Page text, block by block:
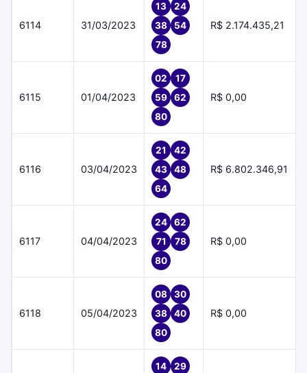
6114 31/03/2023
13
24
38
54
78
R$ 2.174.435,21
6115 01/04/2023
02
17
59
62
80
R$ 0,00
6116 03/04/2023
21
42
43
48
64
R$ 6.802.346,91
6117 04/04/2023
24
62
71
78
80
R$ 0,00
6118 05/04/2023
08
30
38
40
80
R$ 0,00
14
29